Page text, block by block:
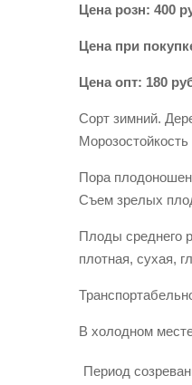
Цена розн: 400
Цена при
Цена опт: 180
Сорт зимний.
Пора
Съем зрелых
Плоды среднего
плотная, сухая,
В холодном
Период